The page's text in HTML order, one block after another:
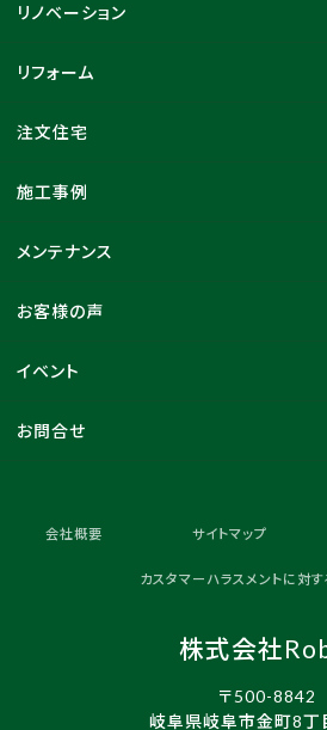
リノベーション
リフォーム
注文住宅
施工事例
メンテナンス
お客様の声
イベント
お問合せ
会社概要 サイトマップ
カスタマーハラスメントに対
株式会社
〒500-8842
岐阜県岐阜市金町8丁